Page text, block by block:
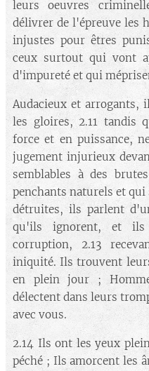
leurs oeuvres
délivrer de l'épreuve les
injustes pour êtres
ceux surtout qui vont
d'impureté et qui
Audacieux et arrogants,
les gloires, 2.11 tandis
force et en puissance,
jugement injurieux
semblables à des
penchants naturels et
détruites, ils parlent
qu'ils ignorent, et
corruption, 2.13
iniquité. Ils trouvent
en plein jour ;
délectent dans leurs
avec vous.
2.14 Ils ont les yeux
péché ; Ils amorcent les